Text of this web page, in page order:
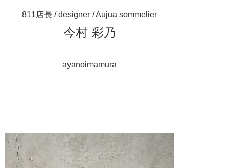
811店長 / designer / Aujua sommelier
今村 彩乃
ayanoimamura